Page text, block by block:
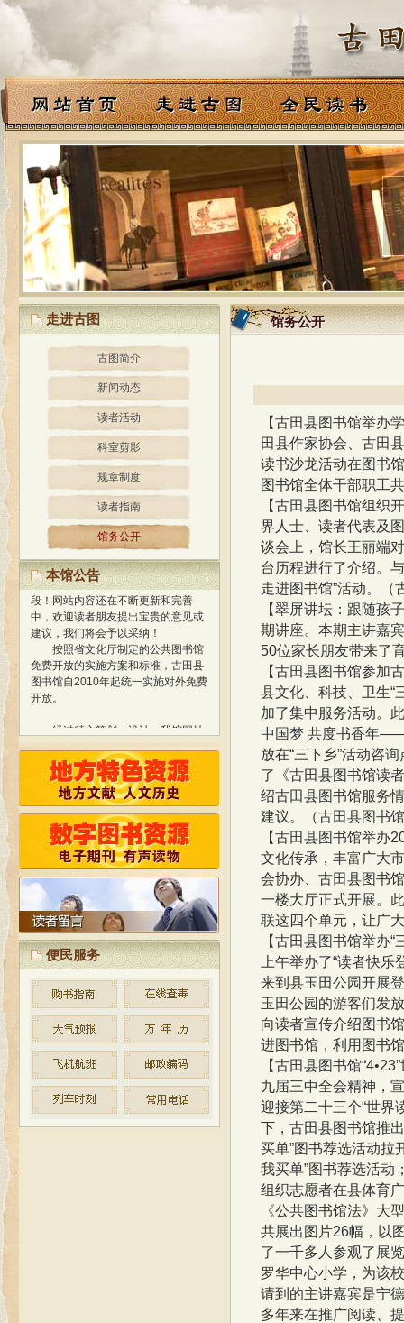
走进古图
古图简介
新闻动态
读者活动
科室剪影
规章制度
读者指南
馆务公开
本馆公告
经过精心策划、设计，我馆网站
于2013年1月正式开通使用，标志着
我馆与国际网络接轨，迈进新的阶
段！网站内容还在不断更新和完善
中，欢迎读者朋友提出宝贵的意见或
建议，我们将会予以采纳！
按照省文化厅制定的公共图书馆
免费开放的实施方案和标准，古田县
图书馆自2010年起统一实施对外免费
开放。
于2013年1月正式开通使用，标志着
我馆与国际网络接轨，迈进新的阶
段！ 网站内容还在不断更新和完善
中，欢迎读者朋友提出宝贵的意见或
建议，我们将会予以采纳！
按照省文化厅制定的公共图书馆
免费开放的实施方案和标准，古田县
图书馆自2010年起统一实施对外免费
开放。
便民服务
馆务公开
馆务公开
【古田县图书馆举办
田县作家协会、古田
读书沙龙活动在图书
图书馆全体干部职工
【古田县图书馆组织
界人士、读者代表及
谈会上，馆长王丽端
台历程进行了介绍。
走进图书馆”活动。（
【翠屏讲坛：跟随孩
期讲座。本期主讲嘉
50位家长朋友带来了
【古田县图书馆参加
县文化、科技、卫生“
加了集中服务活动。
中国梦 共度书香年——
放在“三下乡”活动咨
了《古田县图书馆读
绍古田县图书馆服务
建议。（古田县图书
【古田县图书馆举办
文化传承，丰富广大
会协办、古田县图书
一楼大厅正式开展。
联这四个单元，让广
【古田县图书馆举办“
上午举办了“读者快
来到县玉田公园开展
玉田公园的游客们发
向读者宣传介绍图书
进图书馆，利用图书
【古田县图书馆
九届三中全会精神，
迎接第二十三个“世界
下，古田县图书馆推
买单”图书荐选活动拉
我买单”图书荐选活
组织志愿者在县体育
《公共图书馆法》大
共展出图片26幅，以
了一千多人参观了展
罗华中心小学，为该
请到的主讲嘉宾是宁
多年来在推广阅读、